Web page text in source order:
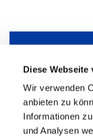
Diese Webseite
Wir verwenden
anbieten zu
Informationen
und Analysen
Do you
pleased to
In Laisen 74